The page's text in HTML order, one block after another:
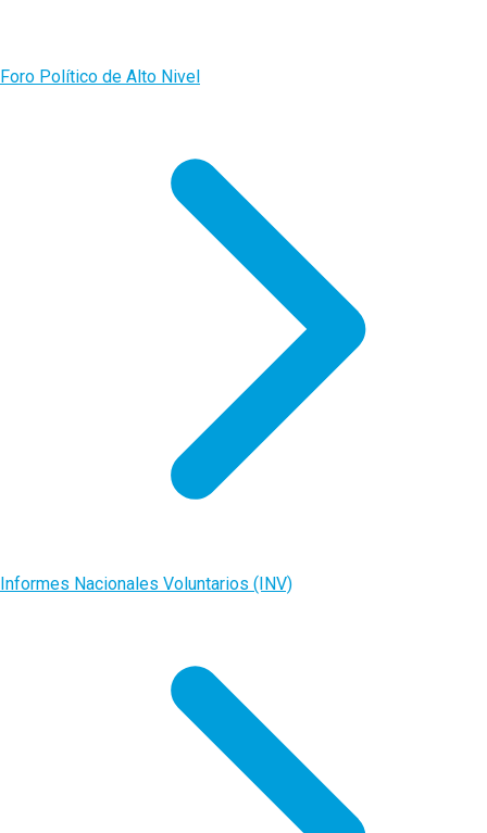
Foro Político de Alto Nivel
Informes Nacionales Voluntarios (INV)